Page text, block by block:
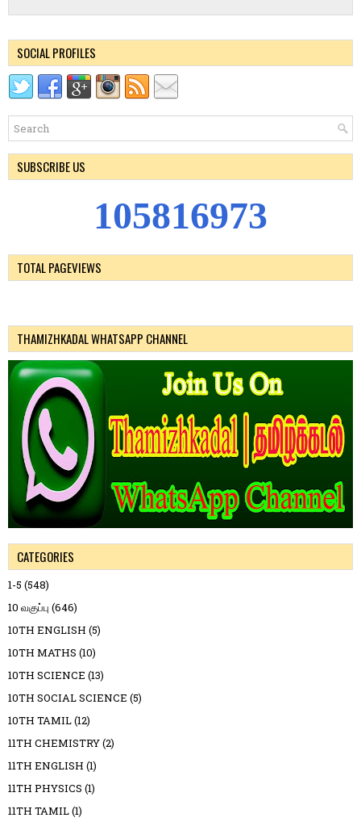
SOCIAL PROFILES
SUBSCRIBE US
105816973
TOTAL PAGEVIEWS
THAMIZHKADAL WHATSAPP CHANNEL
CATEGORIES
1-5 (548)
10 வகுப்பு (646)
10TH ENGLISH (5)
10TH MATHS (10)
10TH SCIENCE (13)
10TH SOCIAL SCIENCE (5)
10TH TAMIL(12)
11TH CHEMISTRY(2)
11TH ENGLISH (1)
11TH PHYSICS (1)
11TH TAMIL(1)